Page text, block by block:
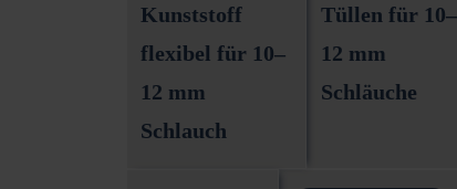
Kunststoff
flexibel für 10–
12 mm
Schlauch
Tüllen für 10–
12 mm
Schläuche